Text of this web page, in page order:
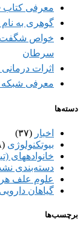
معرفی کتاب
گوهری به
خواص
سرطان
اثرات درمانی
معرفی شبکه
دسته‌ها
اخبار (۳۷)
بیوتکنولوژی (۸)
خانواده‎های (تیره‎های) گیاهی
دسته‌بندی
علوم علف
گیاهان دارویی
برچسب‌ها